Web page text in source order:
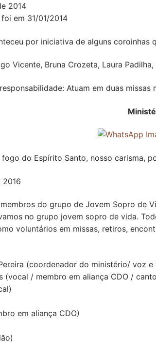
2014
em 31/01/2014
por iniciativa de alguns coroinhas
Vicente, Bruna Crozeta, Laura
Atuam em duas
do Espírito Santo, nosso carisma,
2016
do grupo de Jovem Sopro de
no grupo jovem sopro de vida.
voluntários em missas, retiros,
(coordenador do ministério/ voz
(vocal / membro em aliança CDO /
em aliança CDO)